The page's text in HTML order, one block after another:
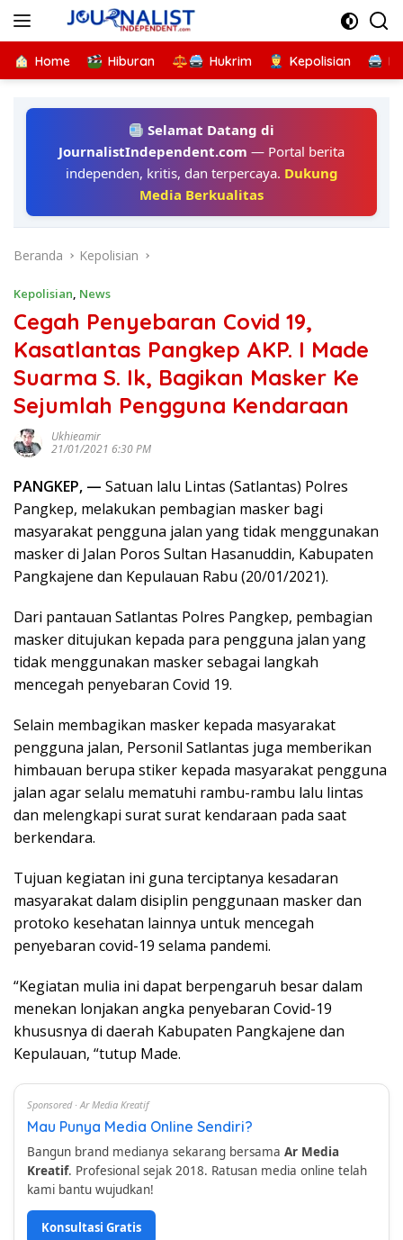
Home Hiburan Hukrim Kepolisian
Selamat Datang di
JournalistIndependent.com — Portal berita
independen, kritis, dan terpercaya. Dukung
Media Berkualitas
Beranda Kepolisian
Kepolisian, News
Cegah Penyebaran Covid 19,
Kasatlantas Pangkep AKP. I Made
Suarma S. Ik, Bagikan Masker Ke
Sejumlah Pengguna Kendaraan
Ukhieamir
21/01/2021 6:30 PM
PANGKEP, — Satuan lalu Lintas (Satlantas) Polres
Pangkep, melakukan pembagian masker bagi
masyarakat pengguna jalan yang tidak menggunakan
masker di Jalan Poros Sultan Hasanuddin, Kabupaten
Pangkajene dan Kepulauan Rabu (20/01/2021).
Dari pantauan Satlantas Polres Pangkep, pembagian
masker ditujukan kepada para pengguna jalan yang
tidak menggunakan masker sebagai langkah
mencegah penyebaran Covid 19.
Selain membagikan masker kepada masyarakat
pengguna jalan, Personil Satlantas juga memberikan
himbauan berupa stiker kepada masyarakat pengguna
jalan agar selalu mematuhi rambu-rambu lalu lintas
dan melengkapi surat surat kendaraan pada saat
berkendara.
Tujuan kegiatan ini guna terciptanya kesadaran
masyarakat dalam disiplin penggunaan masker dan
protoko kesehatan lainnya untuk mencegah
penyebaran covid-19 selama pandemi.
“Kegiatan mulia ini dapat berpengaruh besar dalam
menekan lonjakan angka penyebaran Covid-19
khususnya di daerah Kabupaten Pangkajene dan
Kepulauan, “tutup Made.
Sponsored · Ar Media Kreatif
Mau Punya Media Online Sendiri?
Bangun brand medianya sekarang bersama Ar Media
Kreatif. Profesional sejak 2018. Ratusan media online telah
kami bantu wujudkan!
Konsultasi Gratis